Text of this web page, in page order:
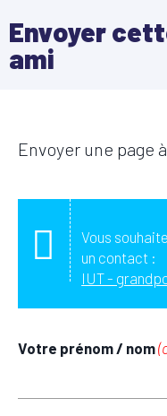
Envoyer
ami
Envoyer une page
Vous
un contact :
IUT -
Votre prénom / nom